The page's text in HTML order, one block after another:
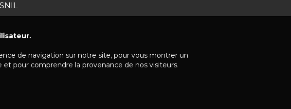
de navigation sur notre site, pour vous montrer un
pour comprendre la provenance de nos visiteurs.